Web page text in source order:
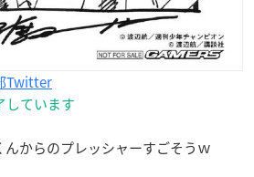
Twitter
ています
からのプレッシャーすごそうｗ